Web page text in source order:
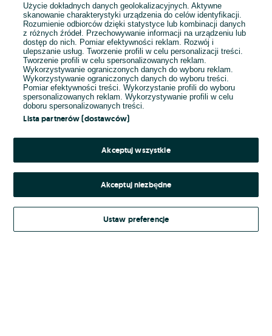
E-mail
Hasło
Kontynuując za pośrednictwem jednego z dostawców wskazanych powyżej,
Regulamin serwisu OLX.pl w jego aktualnym brzmieniu.
Użycie dokładnych danych geolokalizacyjnych. Aktywne
skanowanie charakterystyki urządzenia do celów identyfikacji.
Rozumienie odbiorców dzięki statystyce lub kombinacji danych
z różnych źródeł. Przechowywanie informacji na urządzeniu lub
dostęp do nich. Pomiar efektywności reklam. Rozwój i
ulepszanie usług. Tworzenie profili w celu personalizacji treści.
Tworzenie profili w celu spersonalizowanych reklam.
Wykorzystywanie ograniczonych danych do wyboru reklam.
Wykorzystywanie ograniczonych danych do wyboru treści.
Pomiar efektywności treści. Wykorzystanie profili do wyboru
spersonalizowanych reklam. Wykorzystywanie profili w celu
doboru spersonalizowanych treści.
Lista partnerów (dostawców)
Akceptuj wszystkie
Akceptuj niezbędne
Ustaw preferencje